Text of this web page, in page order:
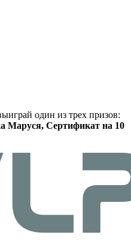
один из трех призов:
Маруся, Сертификат на 10